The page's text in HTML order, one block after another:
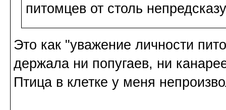
питомцев от столь
Это как "уважение личности
держала ни попугаев, ни
Птица в клетке у меня